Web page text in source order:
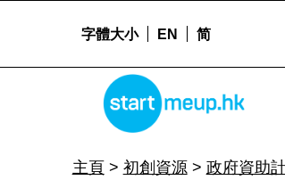
一般
STARTMEUPHK
字體大小 EN 简
主頁> 初創資源> 政府資助